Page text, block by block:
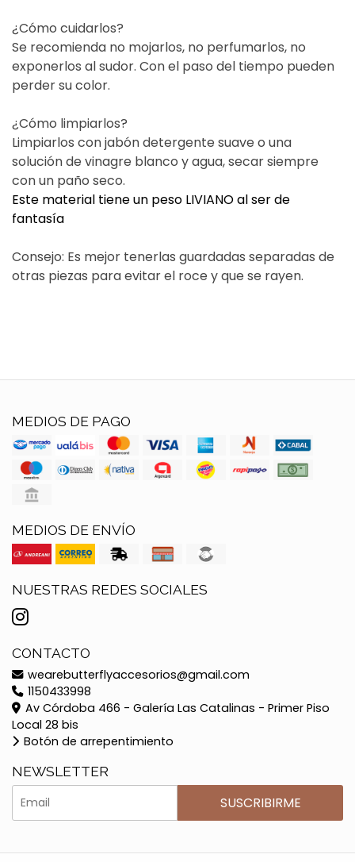
¿Cómo cuidarlos?
Se recomienda no mojarlos, no perfumarlos, no
exponerlos al sudor. Con el paso del tiempo pueden
perder su color.
¿Cómo limpiarlos?
Limpiarlos con jabón detergente suave o una
solución de vinagre blanco y agua, secar siempre
con un paño seco.
Este material tiene un peso LIVIANO al ser de
fantasía
Consejo: Es mejor tenerlas guardadas separadas de
otras piezas para evitar el roce y que se rayen.
MEDIOS DE PAGO
MEDIOS DE ENVÍO
NUESTRAS REDES SOCIALES
CONTACTO
wearebutterflyaccesorios@gmail.com
1150433998
Av Córdoba 466 - Galería Las Catalinas - Primer Piso
Local 28 bis
Botón de arrepentimiento
NEWSLETTER
SUSCRIBIRME